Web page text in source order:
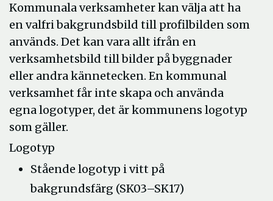
Kommunala verksamheter kan välja att ha
en valfri bakgrundsbild till profilbilden som
används. Det kan vara allt ifrån en
verksamhetsbild till bilder på byggnader
eller andra kännetecken. En kommunal
verksamhet får inte skapa och använda
egna logotyper, det är kommunens logotyp
som gäller.
Logotyp
Stående logotyp i vitt på
bakgrundsfärg (SK03–SK17)